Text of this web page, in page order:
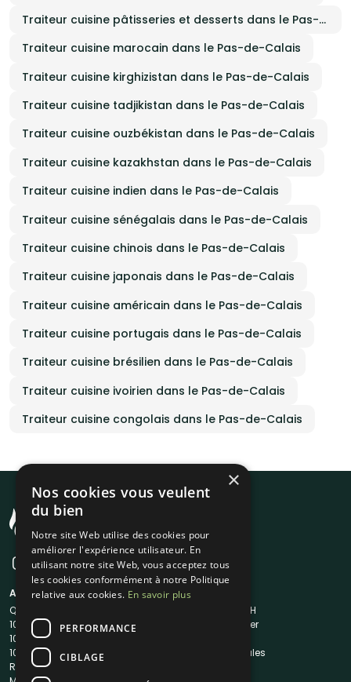
Traiteur cuisine pâtisseries et desserts dans le Pas-de-Calais
Traiteur cuisine marocain dans le Pas-de-Calais
Traiteur cuisine kirghizistan dans le Pas-de-Calais
Traiteur cuisine tadjikistan dans le Pas-de-Calais
Traiteur cuisine ouzbékistan dans le Pas-de-Calais
Traiteur cuisine kazakhstan dans le Pas-de-Calais
Traiteur cuisine indien dans le Pas-de-Calais
Traiteur cuisine sénégalais dans le Pas-de-Calais
Traiteur cuisine chinois dans le Pas-de-Calais
Traiteur cuisine japonais dans le Pas-de-Calais
Traiteur cuisine américain dans le Pas-de-Calais
Traiteur cuisine portugais dans le Pas-de-Calais
Traiteur cuisine brésilien dans le Pas-de-Calais
Traiteur cuisine ivoirien dans le Pas-de-Calais
Traiteur cuisine congolais dans le Pas-de-Calais
A propos
Qui sommes-nous ?
1001Salles
1001Salles PRO
1001DJ
Reserverunbar
Liens utiles
Traiteur en 48H
Nous contacter
Mentions légales
×
Nos cookies vous veulent
du bien
Notre site Web utilise des cookies pour
améliorer l'expérience utilisateur. En
utilisant notre site Web, vous acceptez tous
les cookies conformément à notre Politique
relative aux cookies. En savoir plus
PERFORMANCE
CIBLAGE